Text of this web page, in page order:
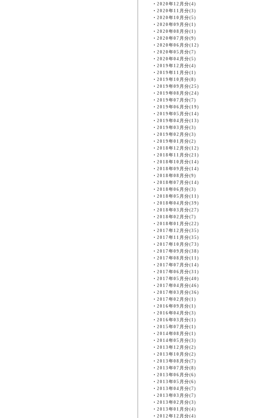
・ 2020年12月分(4)
・ 2020年11月分(3)
・ 2020年10月分(5)
・ 2020年09月分(1)
・ 2020年08月分(1)
・ 2020年07月分(9)
・ 2020年06月分(12)
・ 2020年05月分(7)
・ 2020年04月分(5)
・ 2019年12月分(4)
・ 2019年11月分(1)
・ 2019年10月分(8)
・ 2019年09月分(25)
・ 2019年08月分(24)
・ 2019年07月分(7)
・ 2019年06月分(19)
・ 2019年05月分(14)
・ 2019年04月分(13)
・ 2019年03月分(3)
・ 2019年02月分(3)
・ 2019年01月分(2)
・ 2018年12月分(12)
・ 2018年11月分(21)
・ 2018年10月分(14)
・ 2018年09月分(14)
・ 2018年08月分(9)
・ 2018年07月分(14)
・ 2018年06月分(3)
・ 2018年05月分(11)
・ 2018年04月分(39)
・ 2018年03月分(27)
・ 2018年02月分(7)
・ 2018年01月分(22)
・ 2017年12月分(35)
・ 2017年11月分(35)
・ 2017年10月分(73)
・ 2017年09月分(38)
・ 2017年08月分(11)
・ 2017年07月分(14)
・ 2017年06月分(31)
・ 2017年05月分(40)
・ 2017年04月分(46)
・ 2017年03月分(36)
・ 2017年02月分(1)
・ 2016年09月分(1)
・ 2016年04月分(3)
・ 2016年03月分(1)
・ 2015年07月分(1)
・ 2014年08月分(1)
・ 2014年05月分(3)
・ 2013年12月分(2)
・ 2013年10月分(2)
・ 2013年08月分(7)
・ 2013年07月分(8)
・ 2013年06月分(6)
・ 2013年05月分(6)
・ 2013年04月分(7)
・ 2013年03月分(7)
・ 2013年02月分(3)
・ 2013年01月分(4)
・ 2012年12月分(4)